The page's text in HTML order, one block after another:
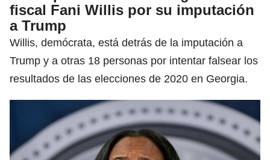
fiscal Fani Willis por su imputación
a Trump
Willis, demócrata, está detrás de la imputación a
Trump y a otras 18 personas por intentar falsear los
resultados de las elecciones de 2020 en Georgia.